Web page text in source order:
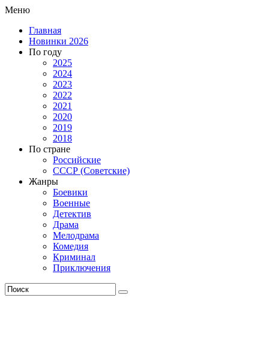
Меню
Главная
Новинки 2026
По году
2025
2024
2023
2022
2021
2020
2019
2018
По стране
Российские
СССР (Советские)
Жанры
Боевики
Военные
Детектив
Драма
Мелодрама
Комедия
Криминал
Приключения